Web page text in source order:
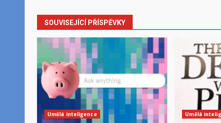
SOUVISEJÍCÍ PŘÍSPĚVKY
Umělá inteligence Umělá